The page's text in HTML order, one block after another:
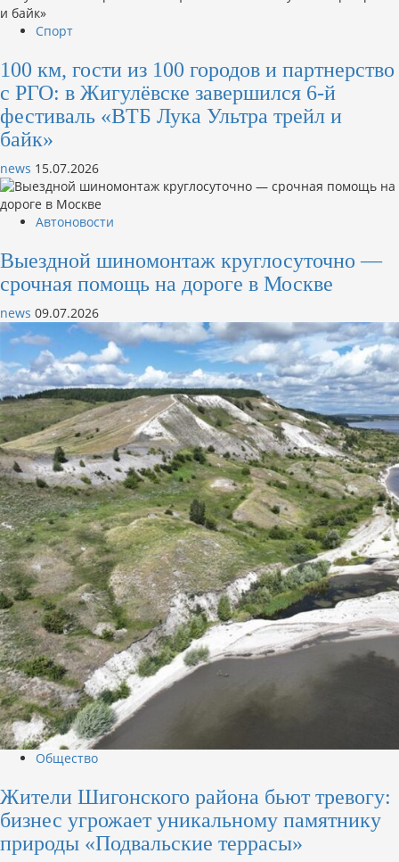
Спорт
100 км, гости из 100 городов и партнерство
с РГО: в Жигулёвске завершился 6-й
фестиваль «ВТБ Лука Ультра трейл и
байк»
news 15.07.2026
Автоновости
Выездной шиномонтаж круглосуточно —
срочная помощь на дороге в Москве
news 09.07.2026
Общество
Жители Шигонского района бьют тревогу:
бизнес угрожает уникальному памятнику
природы «Подвальские террасы»